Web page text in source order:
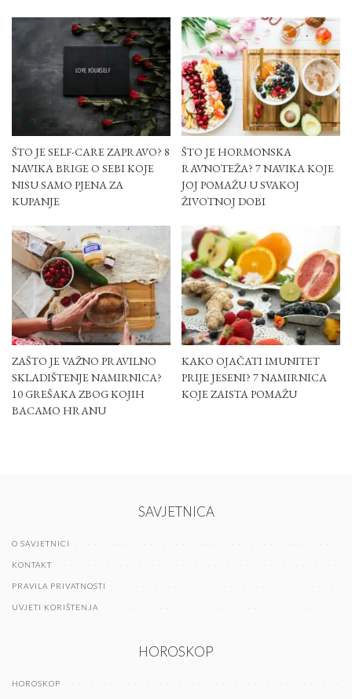
ŠTO JE SELF-CARE ZAPRAVO? 8
NAVIKA BRIGE O SEBI KOJE
NISU SAMO PJENA ZA
KUPANJE
ŠTO JE HORMONSKA
RAVNOTEŽA? 7 NAVIKA KOJE
JOJ POMAŽU U SVAKOJ
ŽIVOTNOJ DOBI
ZAŠTO JE VAŽNO PRAVILNO
SKLADIŠTENJE NAMIRNICA?
10 GREŠAKA ZBOG KOJIH
BACAMO HRANU
KAKO OJAČATI IMUNITET
PRIJE JESENI? 7 NAMIRNICA
KOJE ZAISTA POMAŽU
SAVJETNICA
O SAVJETNICI
KONTAKT
PRAVILA PRIVATNOSTI
UVJETI KORIŠTENJA
HOROSKOP
HOROSKOP